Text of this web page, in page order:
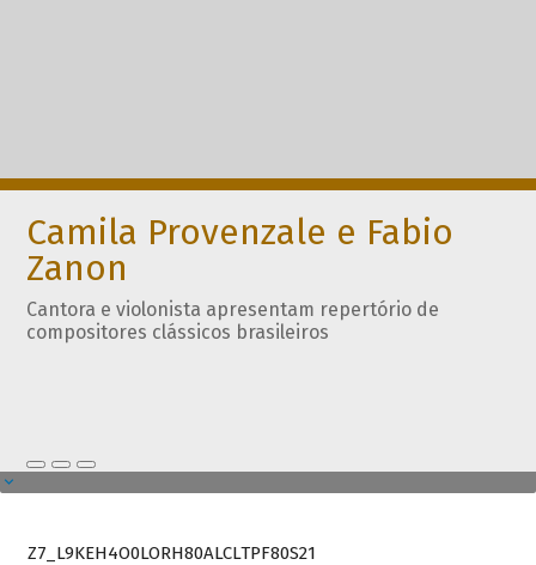
Camila Provenzale e Fabio
Zanon
Cantora e violonista apresentam repertório de
compositores clássicos brasileiros
Z7_L9KEH4O0LORH80ALCLTPF80S21